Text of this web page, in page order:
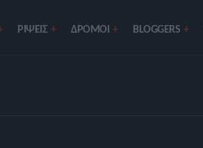
ΡIΨΕΙΣ ΔΡΟΜΟΙ BLOGGERS